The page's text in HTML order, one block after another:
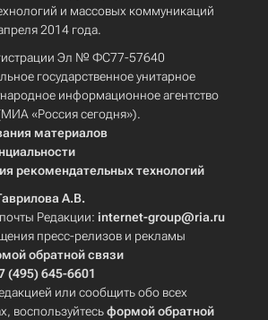
и массовых коммуникаций
2014 года.
Эл № ФС77-57640
государственное унитарное
информационное агентство
«Россия сегодня»).
материалов
рекомендательных технологий
А.В.
Редакции: internet-group@ria.ru
пресс-релизов и рекламы
обратной связи
(495) 645-6601
или сообщить обо всех
воспользуйтесьформой обратной